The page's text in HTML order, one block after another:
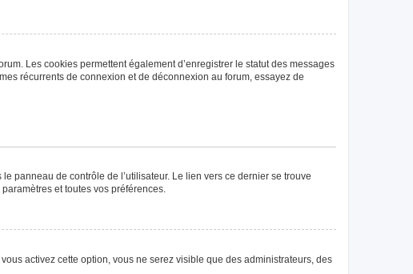
Les cookies permettent également d’enregistrer le statut des messages
récurrents de connexion et de déconnexion au forum, essayez de
panneau de contrôle de l’utilisateur. Le lien vers ce dernier se trouve
et toutes vos préférences.
activez cette option, vous ne serez visible que des administrateurs, des